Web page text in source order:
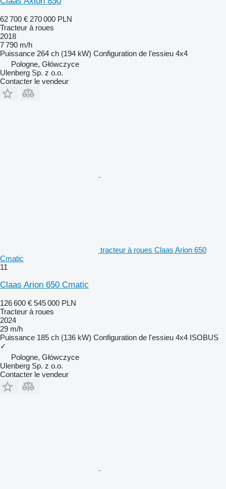
62 700 € 270 000 PLN
Tracteur à roues
2018
7 790 m/h
Puissance 264 ch (194 kW) Configuration de l'essieu 4x4
Pologne, Główczyce
Ulenberg Sp. z o.o.
Contacter le vendeur
tracteur à roues Claas Arion 650
Cmatic
11
Claas Arion 650 Cmatic
126 600 € 545 000 PLN
Tracteur à roues
2024
29 m/h
Puissance 185 ch (136 kW) Configuration de l'essieu 4x4 ISOBUS
✓
Pologne, Główczyce
Ulenberg Sp. z o.o.
Contacter le vendeur